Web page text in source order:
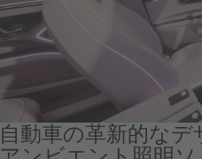
自動車の革新的な